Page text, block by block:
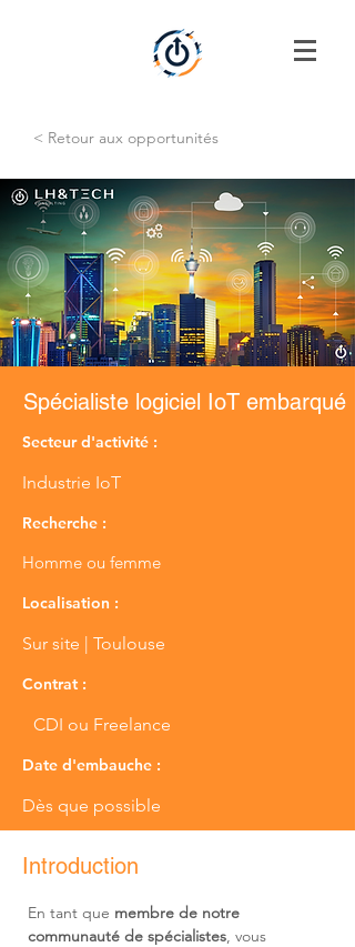
< Retour aux opportunités
Spécialiste logiciel IoT embarqué
Secteur d'activité :
Industrie IoT
Recherche :
Homme ou femme
Localisation :
Sur site | Toulouse
Contrat :
CDI ou Freelance
Date d'embauche :
Dès que possible
Introduction
En tant que membre de notre
communauté de spécialistes, vous